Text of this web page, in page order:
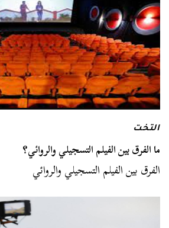
التخت
ما الفرق بين الفيلم التسجيلي والروائي؟
الفرق بين الفيلم التسجيلي والروائي